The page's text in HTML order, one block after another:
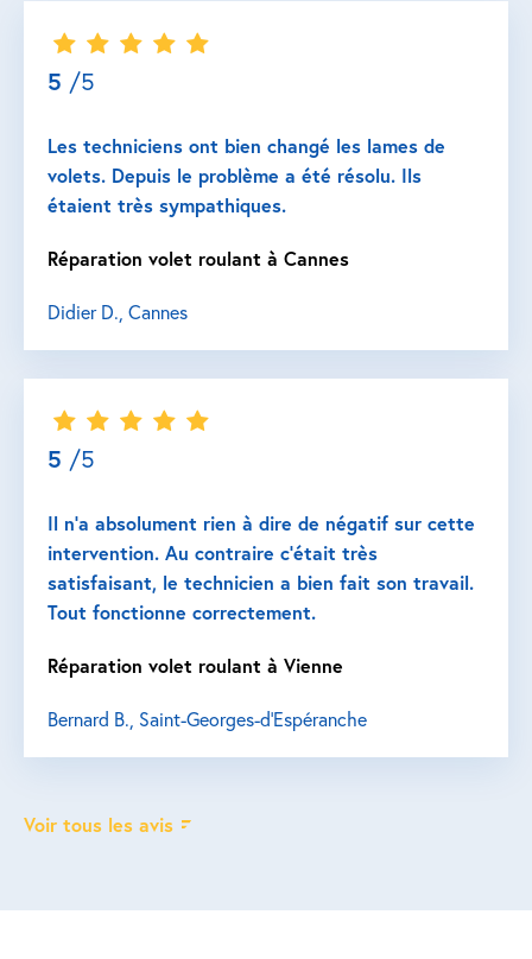
5 /5
Les techniciens ont bien changé les lames de
volets. Depuis le problème a été résolu. Ils
étaient très sympathiques.
Réparation volet roulant à Cannes
Didier D., Cannes
5 /5
Il n’a absolument rien à dire de négatif sur cette
intervention. Au contraire c’était très
satisfaisant, le technicien a bien fait son travail.
Tout fonctionne correctement.
Réparation volet roulant à Vienne
Bernard B., Saint-Georges-d'Espéranche
Voir tous les avis